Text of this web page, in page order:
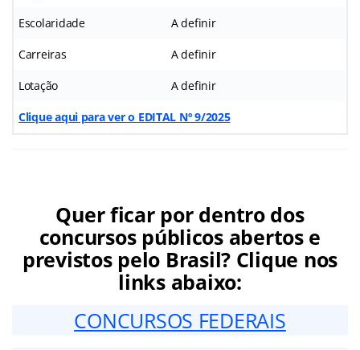
Escolaridade A definir
Carreiras A definir
Lotação A definir
Clique aqui para ver o EDITAL Nº 9/2025
Quer ficar por dentro dos
concursos públicos abertos e
previstos pelo Brasil? Clique nos
links abaixo:
CONCURSOS FEDERAIS